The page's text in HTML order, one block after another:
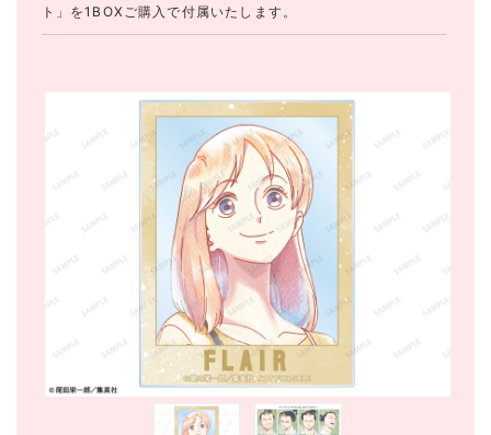
ト」を1BOXご購入で付属いたします。